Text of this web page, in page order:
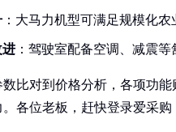
：大马力机型可满足规模化农
进 ：驾驶室配备空调、减震等
数比对到价格分析，各项功能
各位老板，赶快登录爱采